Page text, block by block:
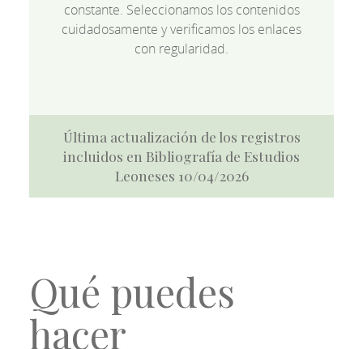
constante. Seleccionamos los contenidos
cuidadosamente y verificamos los enlaces
con regularidad.
Última actualización de los registros
incluidos en Bibliografía de Estudios
Leoneses 10/04/2026
Qué puedes
hacer